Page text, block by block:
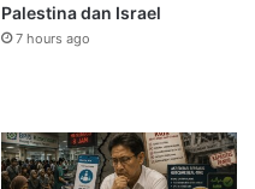
Palestina dan Israel
7 hours ago